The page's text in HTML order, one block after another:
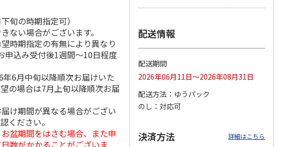
＜お中元＞のり詰合
せ
＜お中元＞海苔詰合
せ
＜お中元＞有明海産
卓上焼のり
＜お中元＞のり詰合
旬の時期指定可）
ない場合がございます。
時期指定の有無により異なり
申込み受付後1週間～10日程度
6月中旬以降順次お届けいた
の場合は7月上旬以降順次お届
け期間が異なる場合がござい
ください。
盆期間をはさむ場合、また申
数がかかることがございま
配送情報
配送期間
2026年06月11日～2026年08月31日
配送方法
ゆうパック
のし
対応可
決済方法 詳細はこちら